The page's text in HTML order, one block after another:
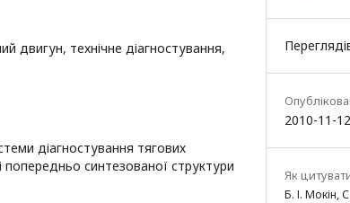
двигун, технічне діагностування,
діагностування тягових
синтезованої структури
2010-11-12
Як
Б. І. Мокін,